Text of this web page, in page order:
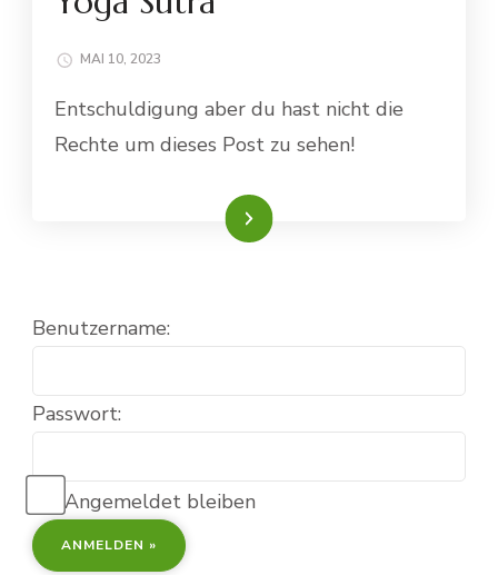
MAI 10, 2023
Entschuldigung aber du hast nicht die
Rechte um dieses Post zu sehen!
Weiterlesen
Benutzername:
Passwort:
Angemeldet bleiben